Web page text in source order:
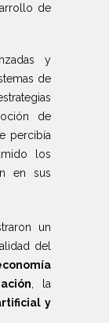
de
y
de
de
percibía
los
en sus
un
del
, la
y